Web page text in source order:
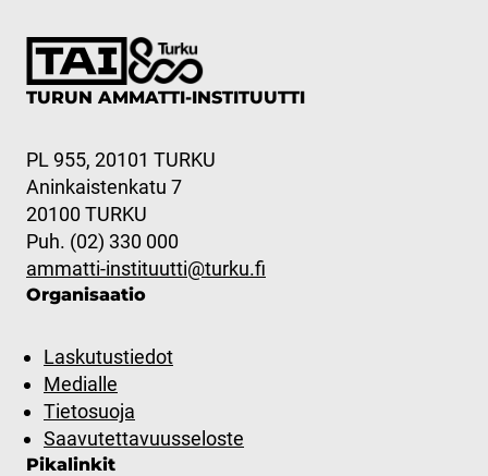
TURUN AMMATTI-INSTITUUTTI
PL 955, 20101 TURKU
Aninkaistenkatu 7
20100 TURKU
Puh. (02) 330 000
ammatti-instituutti@turku.fi
Organisaatio
Laskutustiedot
Medialle
Tietosuoja
Saavutettavuusseloste
Pikalinkit